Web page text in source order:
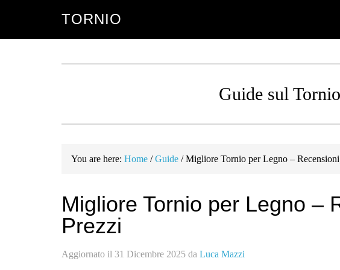
TORNIO
Guide sul
You are here: Home / Guide /Migliore Tornio per Legno –
Migliore Tornio per Legno –
Prezzi
Aggiornato il 31 Dicembre 2025 da Luca Mazzi